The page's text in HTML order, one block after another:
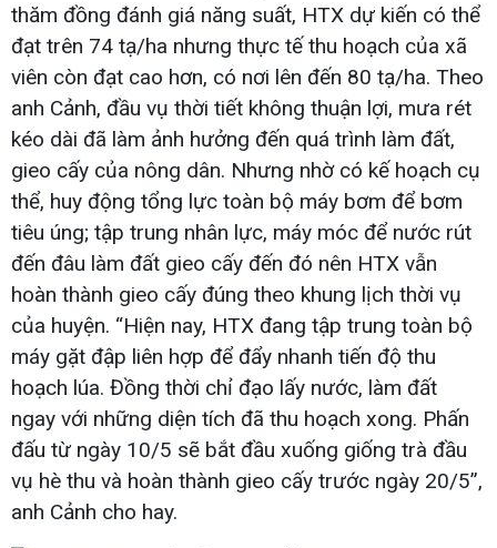
thăm đồng đánh giá năng suất, HTX dự kiến có thể
đạt trên 74 tạ/ha nhưng thực tế thu hoạch của xã
viên còn đạt cao hơn, có nơi lên đến 80 tạ/ha. Theo
anh Cảnh, đầu vụ thời tiết không thuận lợi, mưa rét
kéo dài đã làm ảnh hưởng đến quá trình làm đất,
gieo cấy của nông dân. Nhưng nhờ có kế hoạch cụ
thể, huy động tổng lực toàn bộ máy bơm để bơm
tiêu úng; tập trung nhân lực, máy móc để nước rút
đến đâu làm đất gieo cấy đến đó nên HTX vẫn
hoàn thành gieo cấy đúng theo khung lịch thời vụ
của huyện. “Hiện nay, HTX đang tập trung toàn bộ
máy gặt đập liên hợp để đẩy nhanh tiến độ thu
hoạch lúa. Đồng thời chỉ đạo lấy nước, làm đất
ngay với những diện tích đã thu hoạch xong. Phấn
đấu từ ngày 10/5 sẽ bắt đầu xuống giống trà đầu
vụ hè thu và hoàn thành gieo cấy trước ngày 20/5”,
anh Cảnh cho hay.